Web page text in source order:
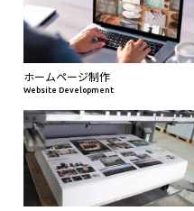
ホームページ制作
Website Development